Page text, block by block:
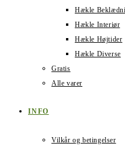
Hækle
Hækle Interiør
Hækle Højtider
Hækle Diverse
Gratis
Alle varer
INFO
Vilkår og betingelser